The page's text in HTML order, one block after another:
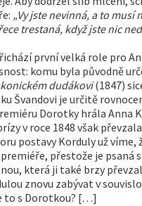
„Vy jste nevinná, a to musí
trestaná, když jste nic
první velká role pro
komu byla původně
dudákovi(1847)
Švandovi je určitě
Dorotky hrála Anna
v roce 1848 však
postavy Korduly už víme,
přestože je psaná
která ji také brzy
znovu zabývat v
to s Dorotkou? […]